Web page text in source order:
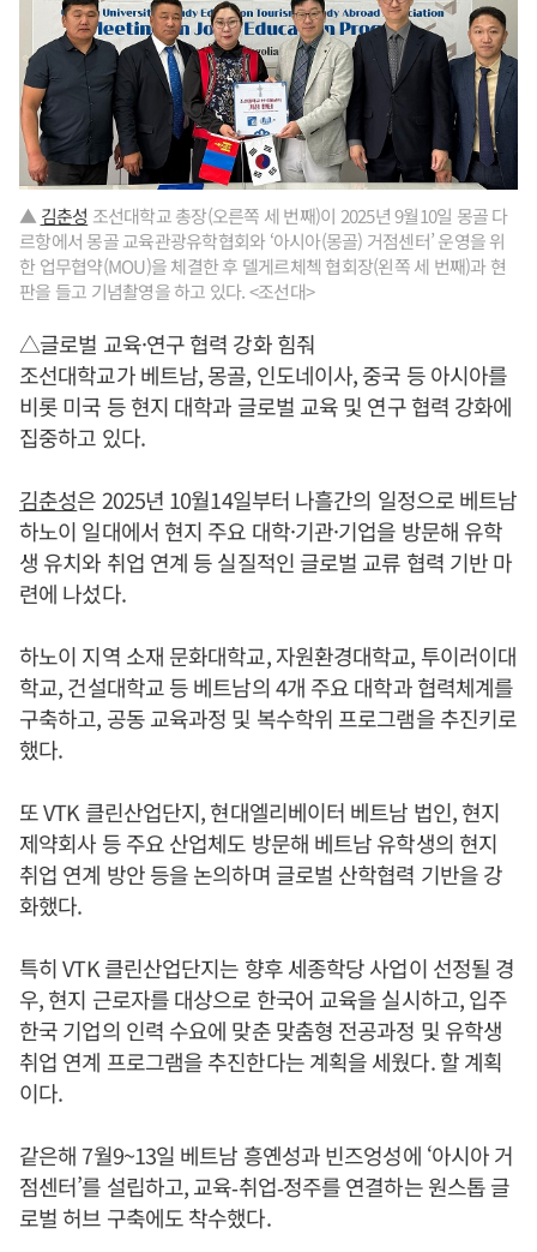
▲ 김춘성 조선대학교 총장(오른쪽 세 번째)이 2025년 9월10일 몽골 다
르항에서 몽골 교육관광유학협회와 ‘아시아(몽골) 거점센터’ 운영을 위
한 업무협약(MOU)을 체결한 후 델게르체첵 협회장(왼쪽 세 번째)과 현
판을 들고 기념촬영을 하고 있다. <조선대>
△글로벌 교육·연구 협력 강화 힘줘
조선대학교가 베트남, 몽골, 인도네이사, 중국 등 아시아를
비롯 미국 등 현지 대학과 글로벌 교육 및 연구 협력 강화에
집중하고 있다.
김춘성은 2025년 10월14일부터 나흘간의 일정으로 베트남
하노이 일대에서 현지 주요 대학·기관·기업을 방문해 유학
생 유치와 취업 연계 등 실질적인 글로벌 교류 협력 기반 마
련에 나섰다.
하노이 지역 소재 문화대학교, 자원환경대학교, 투이러이대
학교, 건설대학교 등 베트남의 4개 주요 대학과 협력체계를
구축하고, 공동 교육과정 및 복수학위 프로그램을 추진키로
했다.
또 VTK 클린산업단지, 현대엘리베이터 베트남 법인, 현지
제약회사 등 주요 산업체도 방문해 베트남 유학생의 현지
취업 연계 방안 등을 논의하며 글로벌 산학협력 기반을 강
화했다.
특히 VTK 클린산업단지는 향후 세종학당 사업이 선정될 경
우, 현지 근로자를 대상으로 한국어 교육을 실시하고, 입주
한국 기업의 인력 수요에 맞춘 맞춤형 전공과정 및 유학생
취업 연계 프로그램을 추진한다는 계획을 세웠다. 할 계획
이다.
같은해 7월9~13일 베트남 흥옌성과 빈즈엉성에 ‘아시아 거
점센터’를 설립하고, 교육‑취업‑정주를 연결하는 원스톱 글
로벌 허브 구축에도 착수했다.